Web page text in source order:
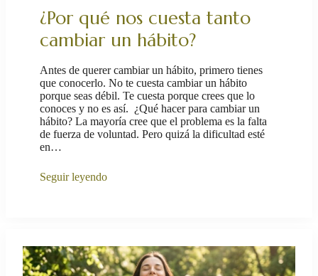
¿Por qué nos cuesta tanto
cambiar un hábito?
Antes de querer cambiar un hábito, primero tienes
que conocerlo. No te cuesta cambiar un hábito
porque seas débil. Te cuesta porque crees que lo
conoces y no es así. ¿Qué hacer para cambiar un
hábito? La mayoría cree que el problema es la falta
de fuerza de voluntad. Pero quizá la dificultad esté
en…
Seguir leyendo